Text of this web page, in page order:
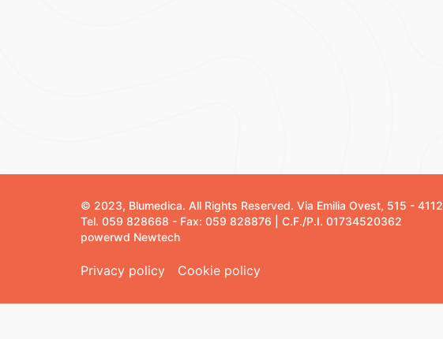
© 2023, Blumedica. All Rights Reserved. Via Emilia Ovest, 515 -
Tel. 059 828668 - Fax: 059 828876 | C.F./P.I. 01734520362
powerwd Newtech
Privacy policy Cookie policy